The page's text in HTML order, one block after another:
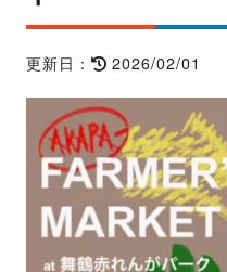
更新日： 2026/02/01